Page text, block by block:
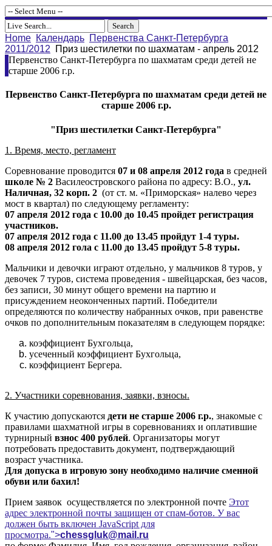
Home Календарь Первенства Санкт-Петербурга
2011/2012
Приз шестилетки по шахматам - апрель 2012
Первенство Санкт-Петербурга по шахматам среди детей не
старше 2006 г.р.
Первенство Санкт-Петербурга по шахматам среди детей не
старше 2006 г.р.
"Приз шестилетки Санкт-Петербурга"
1. Время, место, регламент
Соревнование проводится 07 и 08 апреля 2012 года в средней
школе № 2 Василеостровского района по адресу: В.О., ул.
Наличная, 32 корп. 2 (от ст. м. «Приморская» налево через
мост в квартал) по следующему регламенту:
07 апреля 2012 года с 10.00 до 10.45 пройдет регистрация
участников.
07 апреля 2012 года с 11.00 до 13.45 пройдут 1-4 туры.
08 апреля 2012 гола с 11.00 до 13.45 пройдут 5-8 туры.
Мальчики и девочки играют отдельно, у мальчиков 8 туров, у
девочек 7 туров, система проведения - швейцарская, без часов,
без записи, 30 минут общего времени на партию и
присуждением неоконченных партий. Победители
определяются по количеству набранных очков, при равенстве
очков по дополнительным показателям в следующем порядке:
коэффициент Бухгольца,
усеченный коэффициент Бухгольца,
коэффициент Бергера.
2. Участники соревнования, заявки, взносы.
К участию допускаются дети не старше 2006 г.р., знакомые с
правилами шахматной игры в соревнованиях и оплатившие
турнирный взнос 400 рублей. Организаторы могут
потребовать предоставить документ, подтверждающий
возраст участника.
Для допуска в игровую зону необходимо наличие сменной
обуви или бахил!
Прием заявок осуществляется по электронной почте Этот
адрес электронной почты защищен от спам-ботов. У вас
должен быть включен JavaScript для
просмотра.">chessgluk@mail .ru